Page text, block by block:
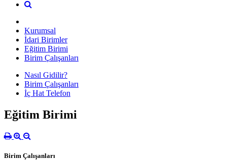
Kurumsal
İdari Birimler
Eğitim Birimi
Birim Çalışanları
Nasıl Gidilir?
Birim Çalışanları
İç Hat Telefon
Eğitim Birimi
Birim Çalışanları